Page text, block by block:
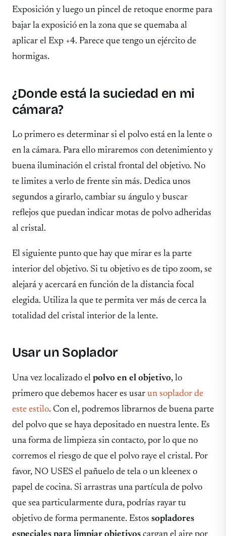
Exposición y luego un pincel de retoque enorme para
bajar la exposició en la zona que se quemaba al
aplicar el Exp +4. Parece que tengo un ejército de
hormigas.
¿Donde está la suciedad en mi
cámara?
Lo primero es determinar si el polvo está en la lente o
en la cámara. Para ello miraremos con detenimiento y
buena iluminación el cristal frontal del objetivo. No
te limites a verlo de frente sin más. Dedica unos
segundos a girarlo, cambiar su ángulo y buscar
reflejos que puedan indicar motas de polvo adheridas
al cristal.
El siguiente punto que hay que mirar es la parte
interior del objetivo. Si tu objetivo es de tipo zoom, se
alejará y acercará en función de la distancia focal
elegida. Utiliza la que te permita ver más de cerca la
totalidad del cristal interior de la lente.
Usar un Soplador
Una vez localizado el polvo en el objetivo, lo
primero que debemos hacer es usar un soplador de
este estilo. Con el, podremos librarnos de buena parte
del polvo que se haya depositado en nuestra lente. Es
una forma de limpieza sin contacto, por lo que no
corremos el riesgo de que el polvo raye el cristal. Por
favor, NO USES el pañuelo de tela o un kleenex o
papel de cocina. Si arrastras una partícula de polvo
que sea particularmente dura, podrías rayar tu
objetivo de forma permanente. Estos sopladores